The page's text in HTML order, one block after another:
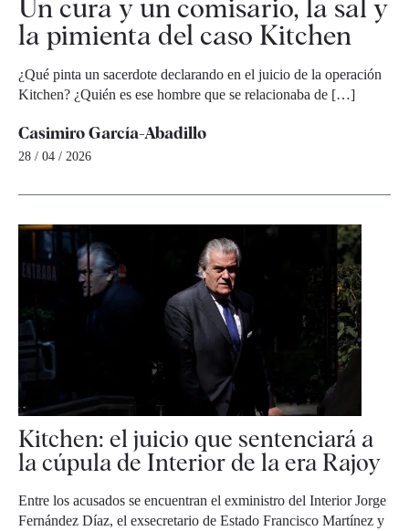
Un cura y un comisario, la sal y
la pimienta del caso Kitchen
¿Qué pinta un sacerdote declarando en el juicio de la operación
Kitchen? ¿Quién es ese hombre que se relacionaba de […]
Casimiro García-Abadillo
28 / 04 / 2026
Kitchen: el juicio que sentenciará a
la cúpula de Interior de la era Rajoy
Entre los acusados se encuentran el exministro del Interior Jorge
Fernández Díaz, el exsecretario de Estado Francisco Martínez y